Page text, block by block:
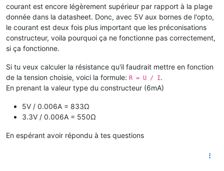
courant est encore légèrement supérieur par rapport à la plage
donnée dans la datasheet. Donc, avec 5V aux bornes de l'opto,
le courant est deux fois plus important que les préconisations
constructeur, voila pourquoi ça ne fonctionne pas correctement,
si ça fonctionne.
Si tu veux calculer la résistance qu'il faudrait mettre en fonction
de la tension choisie, voici la formule: R = U / I.
En prenant la valeur type du constructeur (6mA)
5V / 0.006A = 833Ω
3.3V / 0.006A = 550Ω
En espérant avoir répondu à tes questions